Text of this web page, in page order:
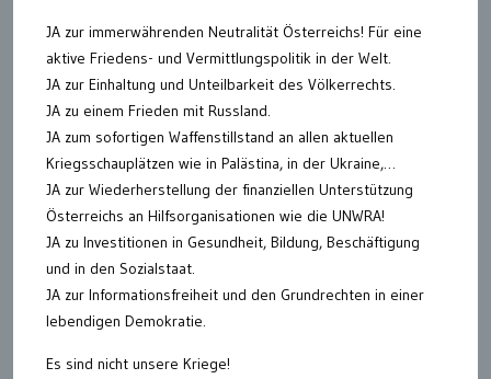
JA zur immerwährenden Neutralität Österreichs! Für eine
aktive Friedens- und Vermittlungspolitik in der Welt.
JA zur Einhaltung und Unteilbarkeit des Völkerrechts.
JA zu einem Frieden mit Russland.
JA zum sofortigen Waffenstillstand an allen aktuellen
Kriegsschauplätzen wie in Palästina, in der Ukraine,…
JA zur Wiederherstellung der finanziellen Unterstützung
Österreichs an Hilfsorganisationen wie die UNWRA!
JA zu Investitionen in Gesundheit, Bildung, Beschäftigung
und in den Sozialstaat.
JA zur Informationsfreiheit und den Grundrechten in einer
lebendigen Demokratie.
Es sind nicht unsere Kriege!